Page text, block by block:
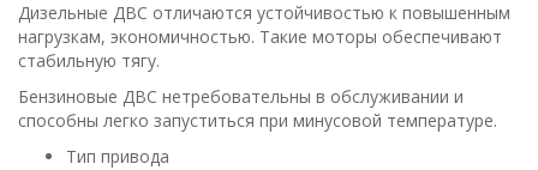
Дизельные ДВС отличаются устойчивостью к повышенным
нагрузкам, экономичностью. Такие моторы обеспечивают
стабильную тягу.
Бензиновые ДВС нетребовательны в обслуживании и
способны легко запуститься при минусовой температуре.
Тип привода